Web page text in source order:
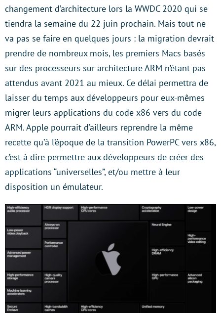
changement d’architecture lors la WWDC 2020 qui se
tiendra la semaine du 22 juin prochain. Mais tout ne
va pas se faire en quelques jours : la migration devrait
prendre de nombreux mois, les premiers Macs basés
sur des processeurs sur architecture ARM n’étant pas
attendus avant 2021 au mieux. Ce délai permettra de
laisser du temps aux développeurs pour eux-mêmes
migrer leurs applications du code x86 vers du code
ARM. Apple pourrait d’ailleurs reprendre la même
recette qu’à l’époque de la transition PowerPC vers x86,
c’est à dire permettre aux développeurs de créer des
applications “universelles”, et/ou mettre à leur
disposition un émulateur.